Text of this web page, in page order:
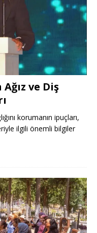
ve Diş
korumanın ipuçları,
ilgili önemli bilgiler